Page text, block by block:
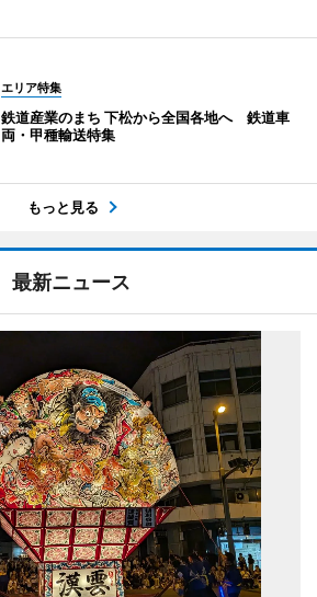
エリア特集
鉄道産業のまち 下松から全国各地へ 鉄道車
両・甲種輸送特集
もっと見る
最新ニュース